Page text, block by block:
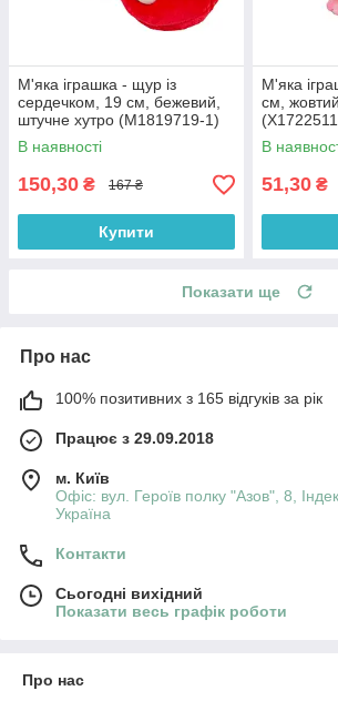
М'яка іграшка - щур із
сердечком, 19 см, бежевий,
штучне хутро (M1819719-1)
В наявності
150,30 ₴ 167 ₴
Купити
М'яка
см,
В
51,30 ₴
Показати ще
Про нас
100% позитивних з 165 відгуків за рік
Працює з 29.09.2018
м. Київ
Офіс: вул. Героїв полку "Азов", 8,
Україна
Контакти
Сьогодні вихідний
Показати весь графік роботи
Про нас